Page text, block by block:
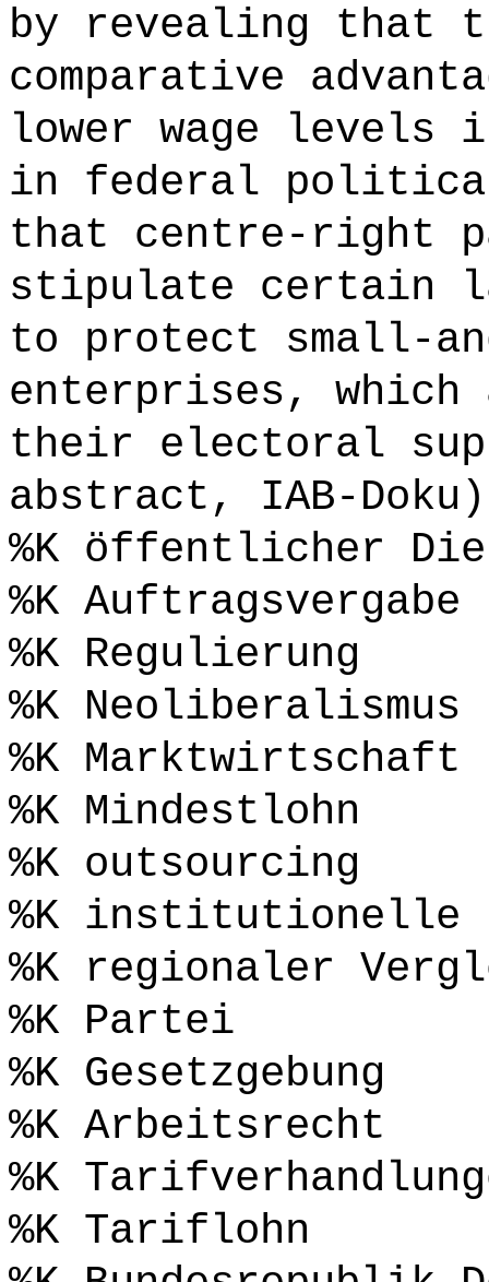
by revealing that
comparative
lower wage levels
in federal
that centre-right
stipulate certain
to protect small-
enterprises,
their electoral
abstract, IAB-
%K öffentlicher
%K Auftragsvergabe
%K Regulierung
%K Neoliberalismus
%K Marktwirtschaft
%K Mindestlohn
%K outsourcing
%K institutionelle
%K regionaler
%K Partei
%K Gesetzgebung
%K Arbeitsrecht
%K
%K Tariflohn